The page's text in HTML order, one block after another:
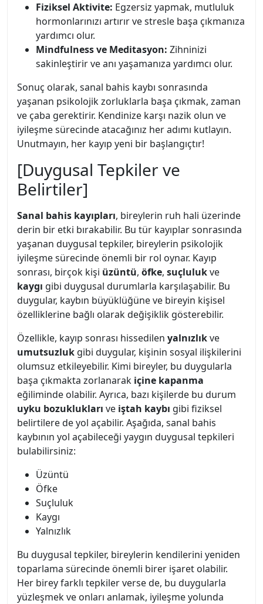
Fiziksel Aktivite: Egzersiz yapmak, mutluluk
hormonlarınızı artırır ve stresle başa çıkmanıza
yardımcı olur.
Mindfulness ve Meditasyon: Zihninizi
sakinleştirir ve anı yaşamanıza yardımcı olur.
Sonuç olarak, sanal bahis kaybı sonrasında
yaşanan psikolojik zorluklarla başa çıkmak, zaman
ve çaba gerektirir. Kendinize karşı nazik olun ve
iyileşme sürecinde atacağınız her adımı kutlayın.
Unutmayın, her kayıp yeni bir başlangıçtır!
[Duygusal Tepkiler ve
Belirtiler]
Sanal bahis kayıpları, bireylerin ruh hali üzerinde
derin bir etki bırakabilir. Bu tür kayıplar sonrasında
yaşanan duygusal tepkiler, bireylerin psikolojik
iyileşme sürecinde önemli bir rol oynar. Kayıp
sonrası, birçok kişi üzüntü, öfke, suçlulukve
kaygı gibi duygusal durumlarla karşılaşabilir. Bu
duygular, kaybın büyüklüğüne ve bireyin kişisel
özelliklerine bağlı olarak değişiklik gösterebilir.
Özellikle, kayıp sonrası hissedilen yalnızlıkve
umutsuzluk gibi duygular, kişinin sosyal ilişkilerini
olumsuz etkileyebilir. Kimi bireyler, bu duygularla
başa çıkmakta zorlanarak içine kapanma
eğiliminde olabilir. Ayrıca, bazı kişilerde bu durum
uyku bozuklukları ve iştah kaybı gibi fiziksel
belirtilere de yol açabilir. Aşağıda, sanal bahis
kaybının yol açabileceği yaygın duygusal tepkileri
bulabilirsiniz:
Üzüntü
Öfke
Suçluluk
Kaygı
Yalnızlık
Bu duygusal tepkiler, bireylerin kendilerini yeniden
toparlama sürecinde önemli birer işaret olabilir.
Her birey farklı tepkiler verse de, bu duygularla
yüzleşmek ve onları anlamak, iyileşme yolunda